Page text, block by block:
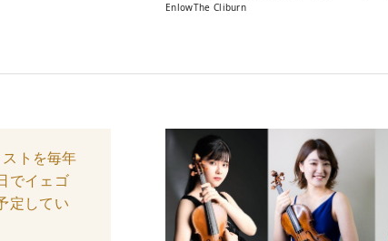
EnlowThe Cliburn
トを毎年
でイェゴ
定してい